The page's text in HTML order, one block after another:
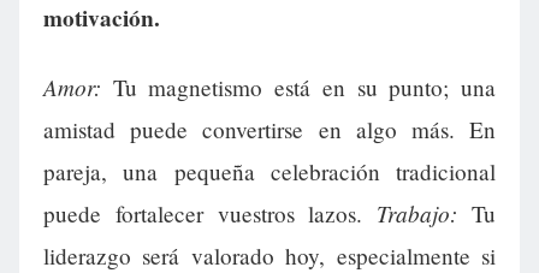
motivación.
Amor: Tu magnetismo está en su punto; una
amistad puede convertirse en algo más. En
pareja, una pequeña celebración tradicional
puede fortalecer vuestros lazos. Trabajo: Tu
liderazgo será valorado hoy, especialmente si